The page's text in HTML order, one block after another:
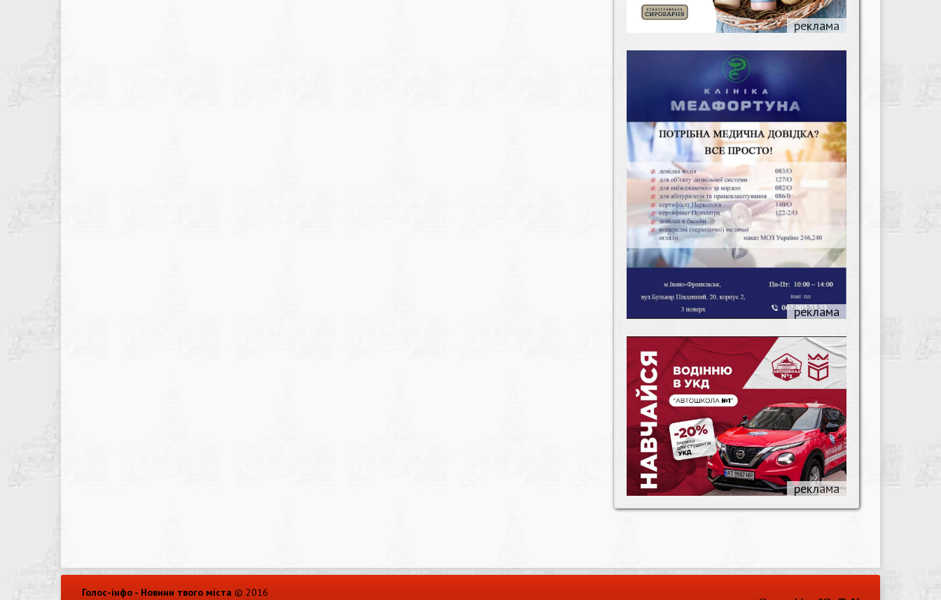
Голос-інфо - Новини твого міста © 2016